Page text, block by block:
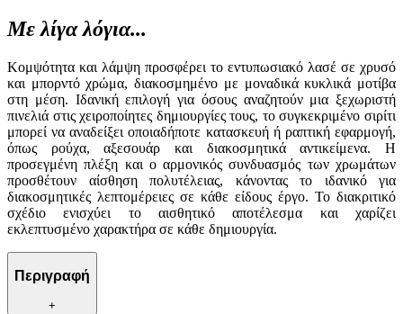
Με λίγα λόγια...
Κομψότητα και λάμψη προσφέρει το εντυπωσιακό λασέ σε χρυσό
και μπορντό χρώμα, διακοσμημένο με μοναδικά κυκλικά μοτίβα
στη μέση. Ιδανική επιλογή για όσους αναζητούν μια ξεχωριστή
πινελιά στις χειροποίητες δημιουργίες τους, το συγκεκριμένο σιρίτι
μπορεί να αναδείξει οποιαδήποτε κατασκευή ή ραπτική εφαρμογή,
όπως ρούχα, αξεσουάρ και διακοσμητικά αντικείμενα. Η
προσεγμένη πλέξη και ο αρμονικός συνδυασμός των χρωμάτων
προσθέτουν αίσθηση πολυτέλειας, κάνοντας το ιδανικό για
διακοσμητικές λεπτομέρειες σε κάθε είδους έργο. Το διακριτικό
σχέδιο ενισχύει το αισθητικό αποτέλεσμα και χαρίζει
εκλεπτυσμένο χαρακτήρα σε κάθε δημιουργία.
Περιγραφή
+